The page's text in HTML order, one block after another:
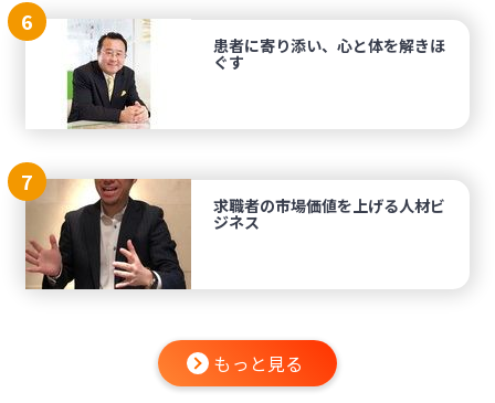
6
患者に寄り添い、心と体を解きほ
ぐす
7
求職者の市場価値を上げる人材ビ
ジネス
もっと見る